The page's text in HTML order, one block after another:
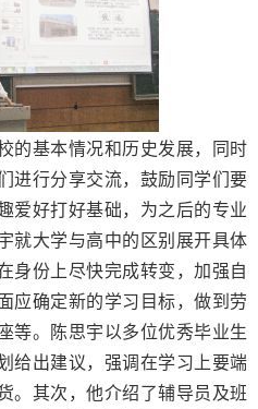
的基本情况和历史发展，同时
进行分享交流，鼓励同学们要
爱好打好基础，为之后的专业
就大学与高中的区别展开具体
身份上尽快完成转变，加强自
应确定新的学习目标，做到劳
等。陈思宇以多位优秀毕业生
给出建议，强调在学习上要端
。其次，他介绍了辅导员及班